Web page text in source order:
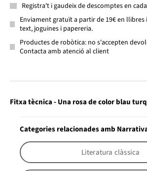
Registra't i gaudeix de descomptes en
Enviament gratuït a partir de 19€ en llibres
text, joguines i papereria.
Productes de robòtica: no s'accepten
Contacta amb atenció al client
Fitxa tècnica - Una rosa de color blau
Categories relacionades amb
Literatura clàssica